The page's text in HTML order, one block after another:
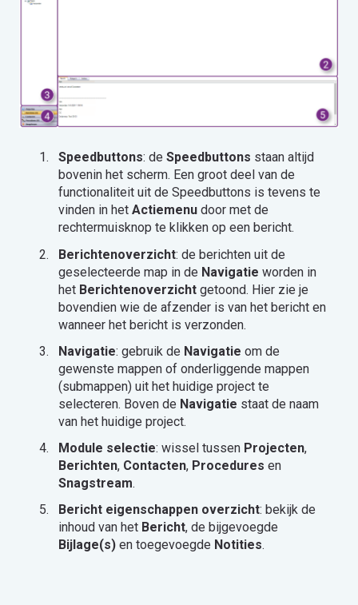
Speedbuttons: de Speedbuttons staan altijd
bovenin het scherm. Een groot deel van de
functionaliteit uit de Speedbuttons is tevens te
vinden in het Actiemenu door met de
rechtermuisknop te klikken op een bericht.
Berichtenoverzicht: de berichten uit de
geselecteerde map in de Navigatie worden in
het Berichtenoverzicht getoond. Hier zie je
bovendien wie de afzender is van het bericht en
wanneer het bericht is verzonden.
Navigatie: gebruik de Navigatie om de
gewenste mappen of onderliggende mappen
(submappen) uit het huidige project te
selecteren. Boven de Navigatie staat de naam
van het huidige project.
Module selectie: wissel tussen Projecten,
Berichten, Contacten, Procedures en
Snagstream.
Bericht eigenschappen overzicht: bekijk de
inhoud van het Bericht, de bijgevoegde
Bijlage(s) en toegevoegde Notities.